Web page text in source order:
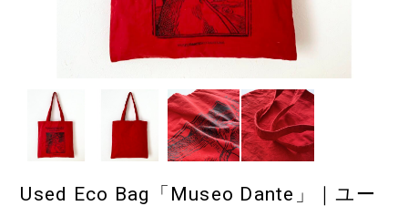
Used Eco Bag「Museo Dante」｜ユー